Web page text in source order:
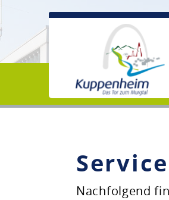
Unsere Stadt
Nachfolgend